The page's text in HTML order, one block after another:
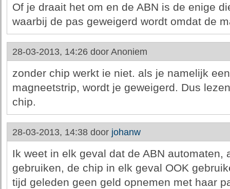
Of je draait het om en de ABN is de enige
waarbij de pas geweigerd wordt omdat de
28-03-2013, 14:26 door Anoniem
zonder chip werkt ie niet. als je namelijk
magneetstrip, wordt je geweigerd. Dus
chip.
28-03-2013, 14:38 door johanw
Ik weet in elk geval dat de ABN automaten,
gebruiken, de chip in elk geval OOK
tijd geleden geen geld opnemen met haar